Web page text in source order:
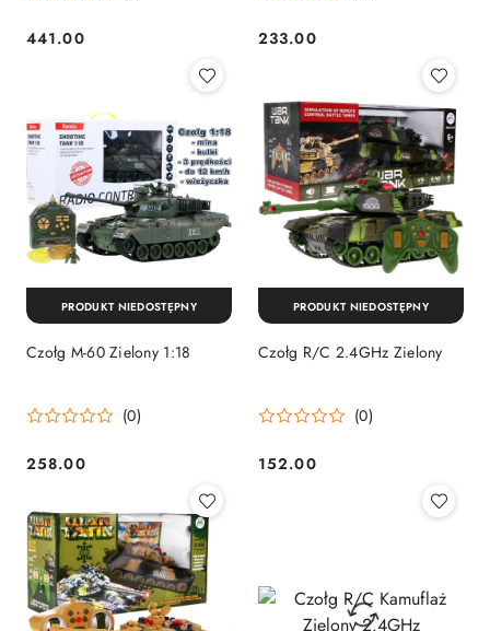
Cena:
441.00 Cena:
233.00
Czołg M-60 Zielony 1:18
(0)
Cena:
258.00
PRODUKT NIEDOSTĘPNY
Czołg R/C 2.4GHz Zielony
(0)
Cena:
152.00
PRODUKT NIEDOSTĘPNY